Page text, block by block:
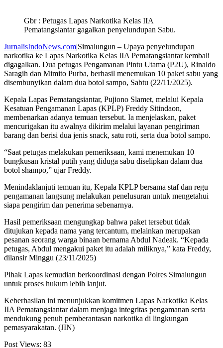
Gbr : Petugas Lapas Narkotika Kelas IIA
Pematangsiantar gagalkan penyelundupan Sabu.
JurnalisIndoNews.com|Simalungun – Upaya penyelundupan
narkotika ke Lapas Narkotika Kelas IIA Pematangsiantar kembali
digagalkan. Dua petugas Pengamanan Pintu Utama (P2U), Rinaldo
Saragih dan Mimito Purba, berhasil menemukan 10 paket sabu yang
disembunyikan dalam dua botol sampo, Sabtu (22/11/2025).
Kepala Lapas Pematangsiantar, Pujiono Slamet, melalui Kepala
Kesatuan Pengamanan Lapas (KPLP) Freddy Sitindaon,
membenarkan adanya temuan tersebut. Ia menjelaskan, paket
mencurigakan itu awalnya dikirim melalui layanan pengiriman
barang dan berisi dua jenis snack, satu roti, serta dua botol sampo.
“Saat petugas melakukan pemeriksaan, kami menemukan 10
bungkusan kristal putih yang diduga sabu diselipkan dalam dua
botol shampo,” ujar Freddy.
Menindaklanjuti temuan itu, Kepala KPLP bersama staf dan regu
pengamanan langsung melakukan penelusuran untuk mengetahui
siapa pengirim dan penerima sebenarnya.
Hasil pemeriksaan mengungkap bahwa paket tersebut tidak
ditujukan kepada nama yang tercantum, melainkan merupakan
pesanan seorang warga binaan bernama Abdul Nadeak. “Kepada
petugas, Abdul mengakui paket itu adalah miliknya,” kata Freddy,
dilansir Minggu (23/11/2025)
Pihak Lapas kemudian berkoordinasi dengan Polres Simalungun
untuk proses hukum lebih lanjut.
Keberhasilan ini menunjukkan komitmen Lapas Narkotika Kelas
IIA Pematangsiantar dalam menjaga integritas pengamanan serta
mendukung penuh pemberantasan narkotika di lingkungan
pemasyarakatan. (JIN)
Post Views: 83